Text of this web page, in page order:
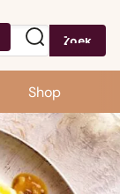
Zoek
Shop